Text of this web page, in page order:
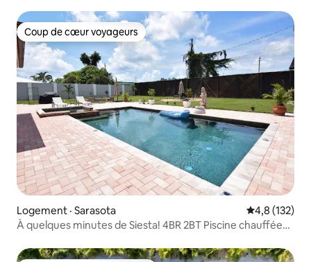
Coup de cœur voyageurs
Coup de cœur voyageurs
Logement · Sarasota Note
4,8 (132)
À quelques minutes de Siesta! 4BR 2BT Piscine chauffée